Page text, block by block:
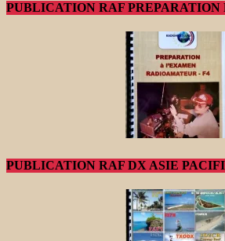
PUBLICATION RAF PREPARATION
PUBLICATION RAF DX ASIE